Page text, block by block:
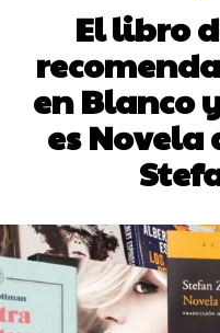
El libro
en Blanco
es Novela